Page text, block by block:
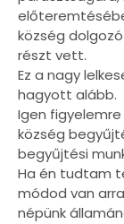
község
részt vett.
Ez a nagy
hagyott alább.
Igen
község
begyűjtési
Ha én tudtam
módod van
népünk